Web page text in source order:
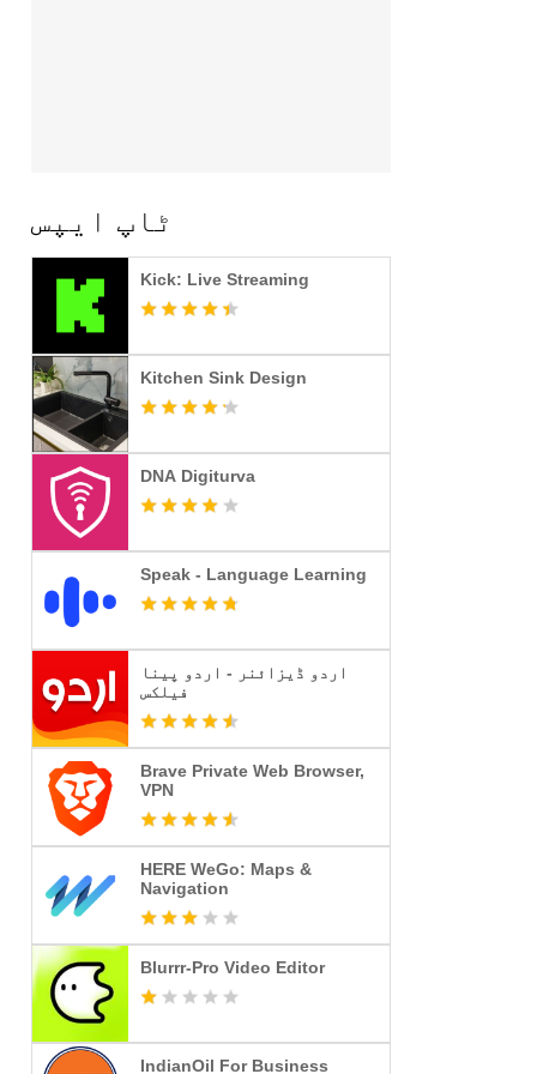
ٹاپ ایپس
Kick: Live Streaming
Kitchen Sink Design
DNA Digiturva
Speak - Language Learning
اردو ڈیزائنر - اردو پینا
فیلکس
Brave Private Web Browser,
VPN
HERE WeGo: Maps &
Navigation
Blurrr-Pro Video Editor
IndianOil For Business